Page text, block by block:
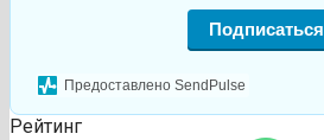
Подписаться
Предоставлено SendPulse
Рейтинг